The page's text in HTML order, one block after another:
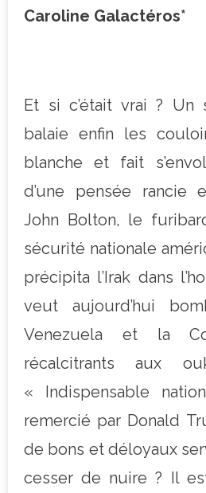
Caroline Galactéros*
Et si c’était vrai ? Un
balaie enfin les
blanche et fait
d’une pensée rancie
John Bolton, le
sécurité nationale
précipita l’Irak dans
veut aujourd’hui
Venezuela et la
récalcitrants aux
« Indispensable
remercié par Donald
de bons et déloyaux
cesser de nuire ? Il